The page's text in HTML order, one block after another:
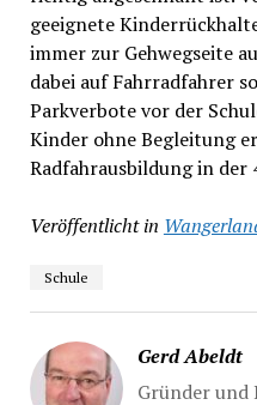
geeignete
immer zur Gehwegseite
dabei auf Fahrradfahrer
Parkverbote vor der
Kinder ohne Begleitung
Radfahrausbildung in der
Veröffentlicht in
Schule
Gerd Abeldt
Gründer und